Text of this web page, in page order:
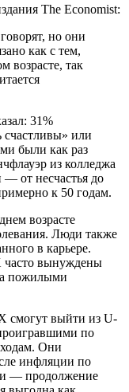
The Economist:
но они
как с тем,
возрасте, так
31%
или
были как раз
из колледжа
— от несчастья до
к 50 годам.
возрасте
Люди также
в карьере.
часто вынуждены
пожилыми
смогут выйти из U-
по
Они
инфляции по
— продолжение